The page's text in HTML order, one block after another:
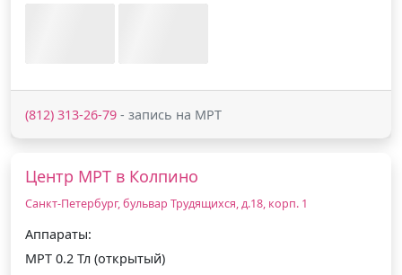
(812) 313-26-79 - запись на МРТ
Центр МРТ в Колпино
Санкт-Петербург, бульвар Трудящихся, д.18, корп. 1
Аппараты:
МРТ 0.2 Тл (открытый)